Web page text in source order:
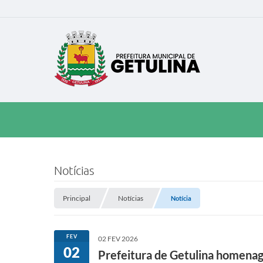
Notícias
Principal Notícias Notícia
FEV
02
02 FEV 2026
Prefeitura de Getulina